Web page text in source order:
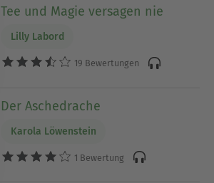
Tee und Magie versagen nie
Lilly Labord
19 Bewertungen
Der Aschedrache
Karola Löwenstein
1 Bewertung